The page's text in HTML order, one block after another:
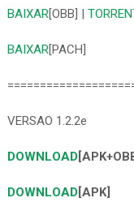
BAIXAR[OBB] |
BAIXAR[PACH]
VERSAO 1.2.2e
DOWNLOAD
DOWNLOAD[APK]